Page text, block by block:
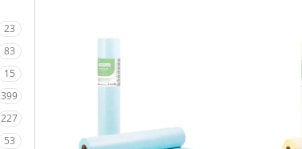
23
83
15
399
227
53